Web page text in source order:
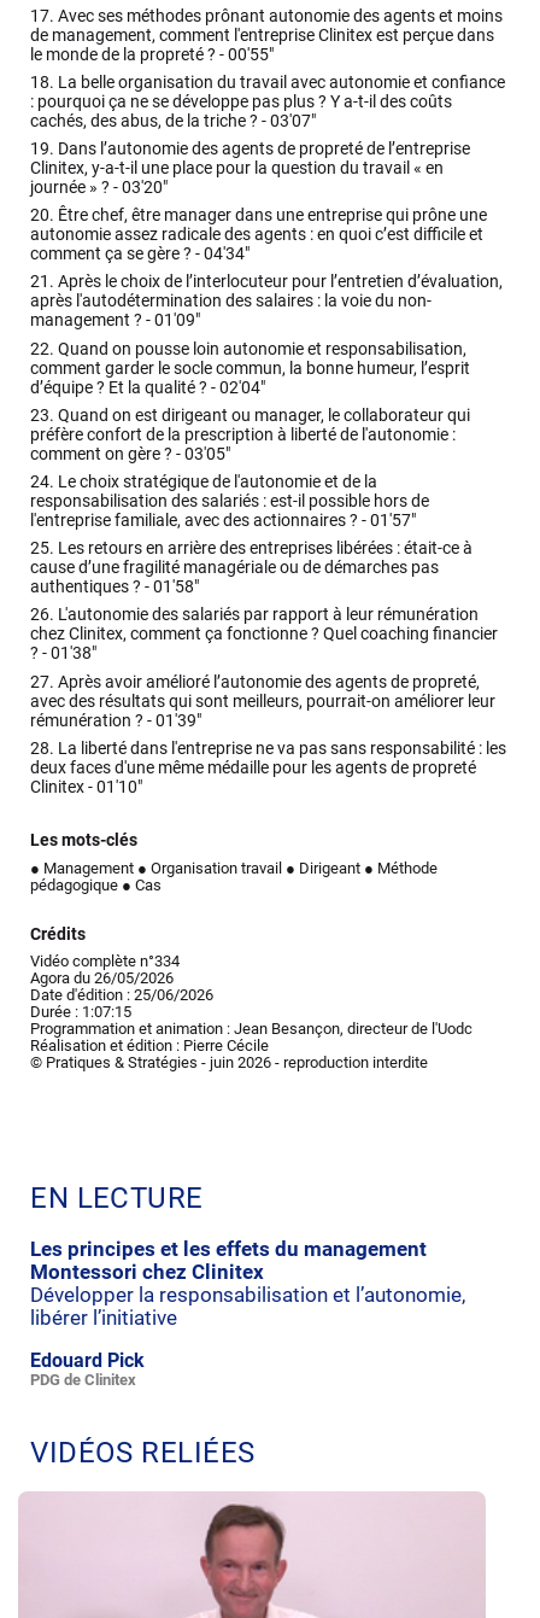
17. Avec ses méthodes prônant autonomie des agents et moins
de management, comment l'entreprise Clinitex est perçue dans
le monde de la propreté ? -00'55"
18. La belle organisation du travail avec autonomie et confiance
: pourquoi ça ne se développe pas plus ? Y a-t-il des coûts
cachés, des abus, de la triche ? -03'07"
19. Dans l’autonomie des agents de propreté de l’entreprise
Clinitex, y-a-t-il une place pour la question du travail « en
journée » ? -03'20"
20. Être chef, être manager dans une entreprise qui prône une
autonomie assez radicale des agents : en quoi c’est difficile et
comment ça se gère ? -04'34"
21. Après le choix de l’interlocuteur pour l’entretien d’évaluation,
après l'autodétermination des salaires : la voie du non-
management ? -01'09"
22. Quand on pousse loin autonomie et responsabilisation,
comment garder le socle commun, la bonne humeur, l’esprit
d’équipe ? Et la qualité ? -02'04"
23. Quand on est dirigeant ou manager, le collaborateur qui
préfère confort de la prescription à liberté de l'autonomie :
comment on gère ? -03'05"
24. Le choix stratégique de l'autonomie et de la
responsabilisation des salariés : est-il possible hors de
l'entreprise familiale, avec des actionnaires ? -01'57"
25. Les retours en arrière des entreprises libérées : était-ce à
cause d’une fragilité managériale ou de démarches pas
authentiques ? -01'58"
26. L'autonomie des salariés par rapport à leur rémunération
chez Clinitex, comment ça fonctionne ? Quel coaching financier
? -01'38"
27. Après avoir amélioré l’autonomie des agents de propreté,
avec des résultats qui sont meilleurs, pourrait-on améliorer leur
rémunération ? -01'39"
28. La liberté dans l'entreprise ne va pas sans responsabilité : les
deux faces d'une même médaille pour les agents de propreté
Clinitex -01'10"
Les mots-clés
● Management ● Organisation travail ● Dirigeant ● Méthode
pédagogique ● Cas
Crédits
Vidéo complète n°334
Agora du 26/05/2026
Date d'édition : 25/06/2026
Durée : 1:07:15
Programmation et animation : Jean Besançon, directeur de l'Uodc
Réalisation et édition : Pierre Cécile
© Pratiques & Stratégies - juin 2026 - reproduction interdite
EN LECTURE
Les principes et les effets du management
Montessori chez Clinitex
Développer la responsabilisation et l’autonomie,
libérer l’initiative
Edouard Pick
PDG de Clinitex
VIDÉOS RELIÉES